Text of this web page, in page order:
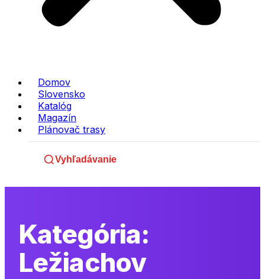
Domov
Slovensko
Katalóg
Magazín
Plánovač trasy
Kategória:
Ležiachov